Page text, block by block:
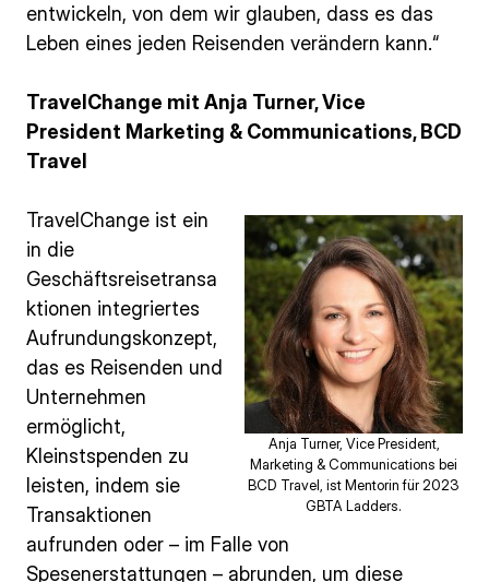
entwickeln, von dem wir glauben, dass es das
Leben eines jeden Reisenden verändern kann.“
TravelChange mit Anja Turner, Vice
President Marketing & Communications, BCD
Travel
Anja Turner, Vice President,
Marketing & Communications bei
BCD Travel, ist Mentorin für 2023
GBTA Ladders.
TravelChange ist ein
in die
Geschäftsreisetransa
ktionen integriertes
Aufrundungskonzept,
das es Reisenden und
Unternehmen
ermöglicht,
Kleinstspenden zu
leisten, indem sie
Transaktionen
aufrunden oder – im Falle von
Spesenerstattungen – abrunden, um diese